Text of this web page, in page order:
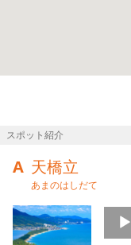
このエリア、天橋
ります。神社や寺
はの楽しみをぜひ味
スポット紹介
A 天橋立
あまのはしだて
Audio